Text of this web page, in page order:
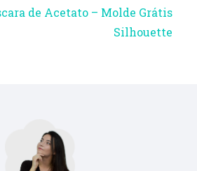
de Acetato – Molde Grátis
Silhouette